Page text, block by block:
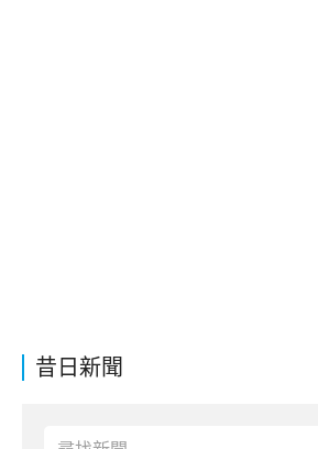
昔日新聞